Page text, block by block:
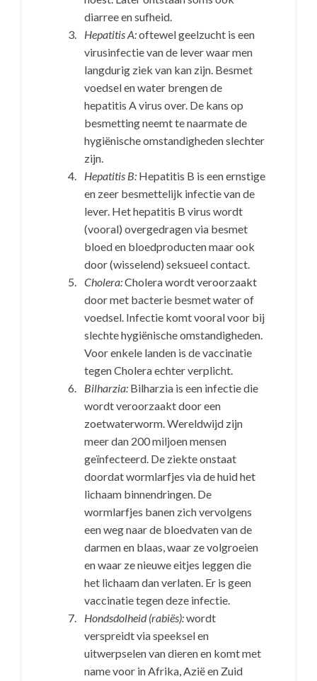
diarree en sufheid.
Hepatitis A:oftewel geelzucht is een
virusinfectie van de lever waar men
langdurig ziek van kan zijn. Besmet
voedsel en water brengen de
hepatitis A virus over. De kans op
besmetting neemt te naarmate de
hygiënische omstandigheden slechter
zijn.
Hepatitis B: Hepatitis B is een ernstige
en zeer besmettelijk infectie van de
lever. Het hepatitis B virus wordt
(vooral) overgedragen via besmet
bloed en bloedproducten maar ook
door (wisselend) seksueel contact.
Cholera:Cholera wordt veroorzaakt
door met bacterie besmet water of
voedsel. Infectie komt vooral voor bij
slechte hygiënische omstandigheden.
Voor enkele landen is de vaccinatie
tegen Cholera echter verplicht.
Bilharzia: Bilharzia is een infectie die
wordt veroorzaakt door een
zoetwaterworm. Wereldwijd zijn
meer dan 200 miljoen mensen
geïnfecteerd. De ziekte onstaat
doordat wormlarfjes via de huid het
lichaam binnendringen. De
wormlarfjes banen zich vervolgens
een weg naar de bloedvaten van de
darmen en blaas, waar ze volgroeien
en waar ze nieuwe eitjes leggen die
het lichaam dan verlaten. Er is geen
vaccinatie tegen deze infectie.
Hondsdolheid (rabiës):wordt
verspreidt via speeksel en
uitwerpselen van dieren en komt met
name voor in Afrika, Azië en Zuid